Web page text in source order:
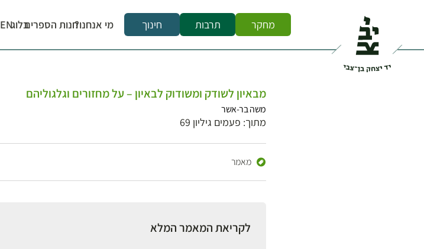
מחקר תרבות חינוך מי אנחנו?חנות הספריםבלוגEN
מבאיון לשודק ומשודוק לבאיון – על מחזורים וגלגוליהם
משה בר-אשר
מתוך: פעמים גיליון 69
מאמר
לקריאת המאמר המלא